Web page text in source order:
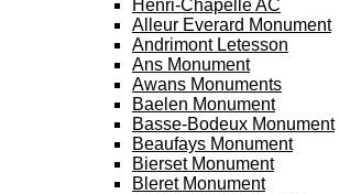
Henri-Chapelle AC
Alleur Everard Monument
Andrimont Letesson
Ans Monument
Awans Monuments
Baelen Monument
Basse-Bodeux Monument
Beaufays Monument
Bierset Monument
Bleret Monument